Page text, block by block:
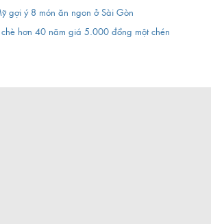
gợi ý 8 món ăn ngon ở Sài Gòn
hơn 40 năm giá 5.000 đồng một chén